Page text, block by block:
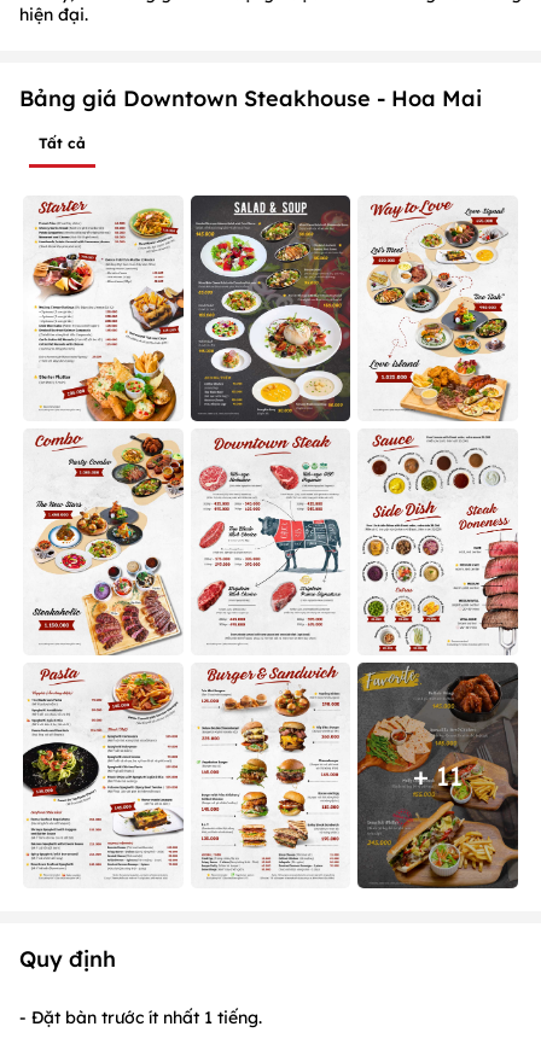
hiện đại.
Bảng giá Downtown Steakhouse - Hoa Mai
Tất cả
+ 11
Quy định
- Đặt bàn trước ít nhất 1 tiếng.